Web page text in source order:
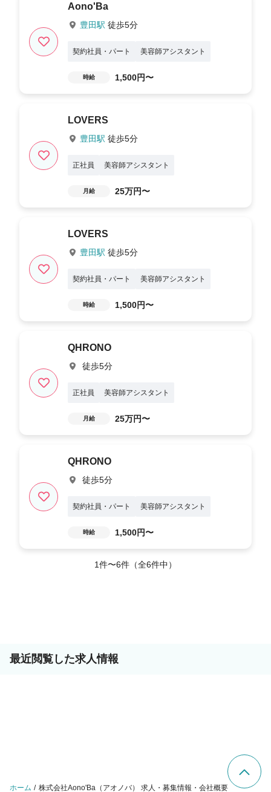
Aono'Ba
豊田駅 徒歩5分
契約社員・パート 美容師アシスタント
時給 1,500円〜
LOVERS
豊田駅 徒歩5分
正社員 美容師アシスタント
月給 25万円〜
LOVERS
豊田駅 徒歩5分
契約社員・パート 美容師アシスタント
時給 1,500円〜
QHRONO
徒歩5分
正社員 美容師アシスタント
月給 25万円〜
QHRONO
徒歩5分
契約社員・パート 美容師アシスタント
時給 1,500円〜
1件〜6件（全6件中）
最近閲覧した求人情報
ホーム 株式会社Aono'Ba（アオノバ） 求人・募集情報・会社概要